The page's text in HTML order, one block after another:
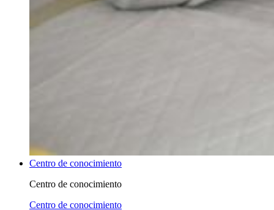
Centro de conocimiento
Centro de conocimiento
Centro de conocimiento